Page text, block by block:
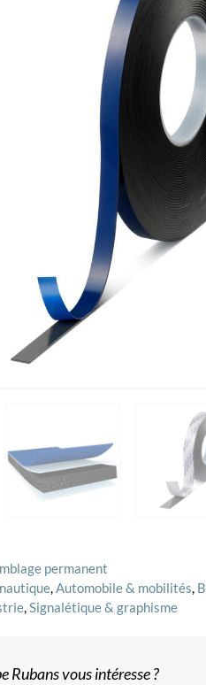
permanent
,Automobile & mobilités,
,Signalétique & graphisme
Rubans vous intéresse ?